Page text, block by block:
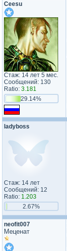
Ceesu
Стаж: 14 лет 5 мес.
Сообщений: 130
Ratio: 3.181
29.14%
ladyboss
Стаж: 14 лет
Сообщений: 12
Ratio: 1.203
2.67%
neofit007
Меценат